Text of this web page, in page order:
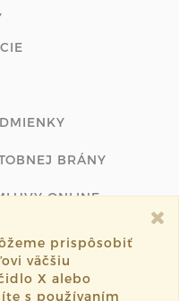
BRÁNY
ONLINE
práva vyhradené.
sashe.sk
prispôsobiť
väčšiu
X alebo
s používaním